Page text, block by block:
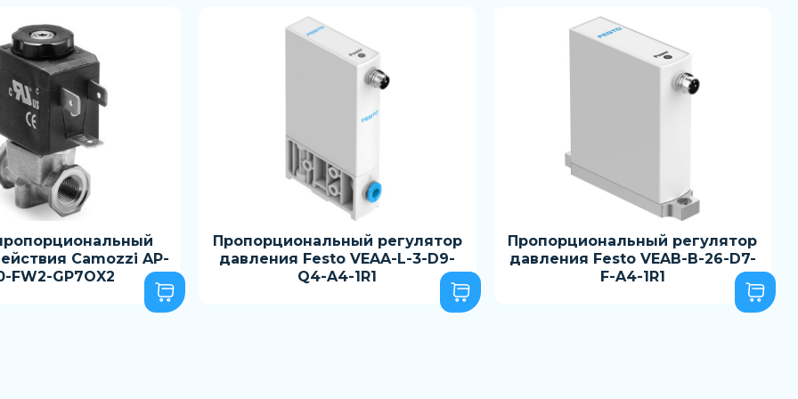
Camozzi AP-
FW2-GP7OX2
Пропорциональный регулятор
давления Festo VEAA-L-3-D9-
Q4-A4-1R1
Пропорциональный регулятор
давления Festo VEAB-B-26-D7-
F-A4-1R1